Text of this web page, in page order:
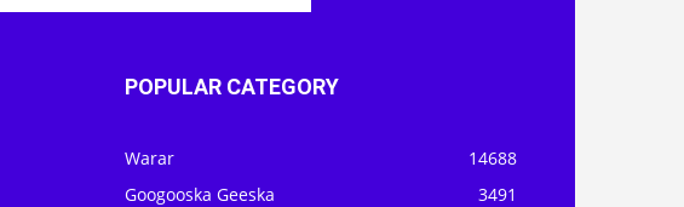
POPULAR CATEGORY
Warar
14688
Googooska Geeska
3491